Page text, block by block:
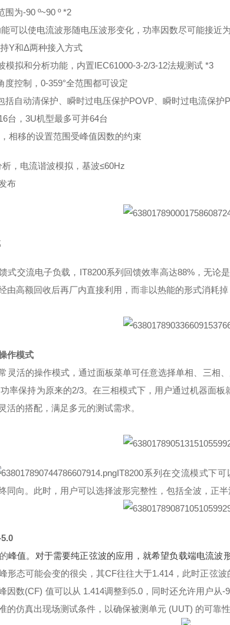
围为-90 º~90 º*2
可以使电流波形随电压波形变化，功率因数尽可能接近
Y和Δ两种接入方式
模拟和分析功能，内置IEC61000-3-2/3-12法规测试*3
度控制，0-359°全范围都可设定
括自动清保护、瞬时过电压保护POVP、瞬时过电流保护
台，3U机型最多可并64台
相移的设置范围受峰值因数的约束
，电流谐波模拟，基波≤60Hz
布
式交流电子负载，IT8200系列回馈效率高达88%，无论
由高额回收后再厂内直接利用，而非以热能的形式消耗掉
作模式
灵活的操作模式，通过面板菜单可任意选择单相、三相
率保持为原来的2/3。在三相模式下，用户通过机器面
活的搭配，满足多元的测试需求。
IT8200系列在交流模式下
同向。此时，用户可以选择波形完整性，包括全波，正半
峰值。对于需要纯正弦波的应用，就希望负载端电流波
形态可能会变的很尖，其CF往往大于1.414，此时正弦
因数(CF) 值可以从 1.414调整到5.0，同时还允许用户从-
的仿真出现场测试条件，以确保被测单元 (UUT) 的可靠性